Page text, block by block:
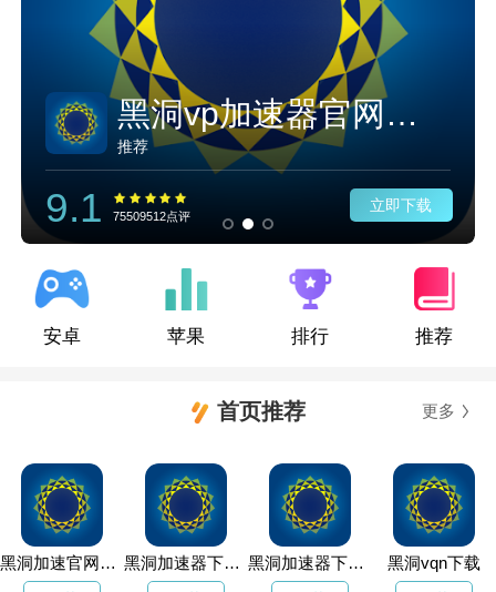
黑洞vp加速器官网下载
推荐
9.1 75509512点评
立即下载
安卓 苹果 排行 推荐
首页推荐 更多
黑洞加速官网免费 黑洞加速器下载安装免费 黑洞加速器下载app 黑洞vqn下载